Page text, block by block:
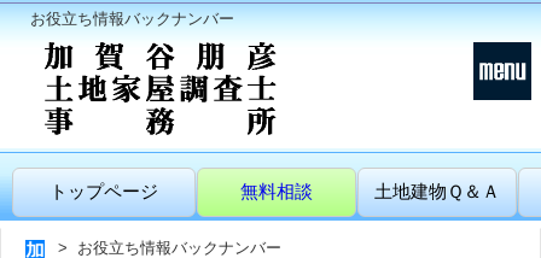
お役立ち情報バックナンバー
トップページ 無料相談 土地建物Ｑ＆Ａ
お役立ち情報バックナンバー